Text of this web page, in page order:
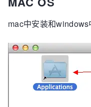
mac中安装和